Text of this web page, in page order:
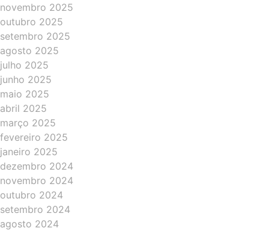
novembro 2025
outubro 2025
setembro 2025
agosto 2025
julho 2025
junho 2025
maio 2025
abril 2025
março 2025
fevereiro 2025
janeiro 2025
dezembro 2024
novembro 2024
outubro 2024
setembro 2024
agosto 2024